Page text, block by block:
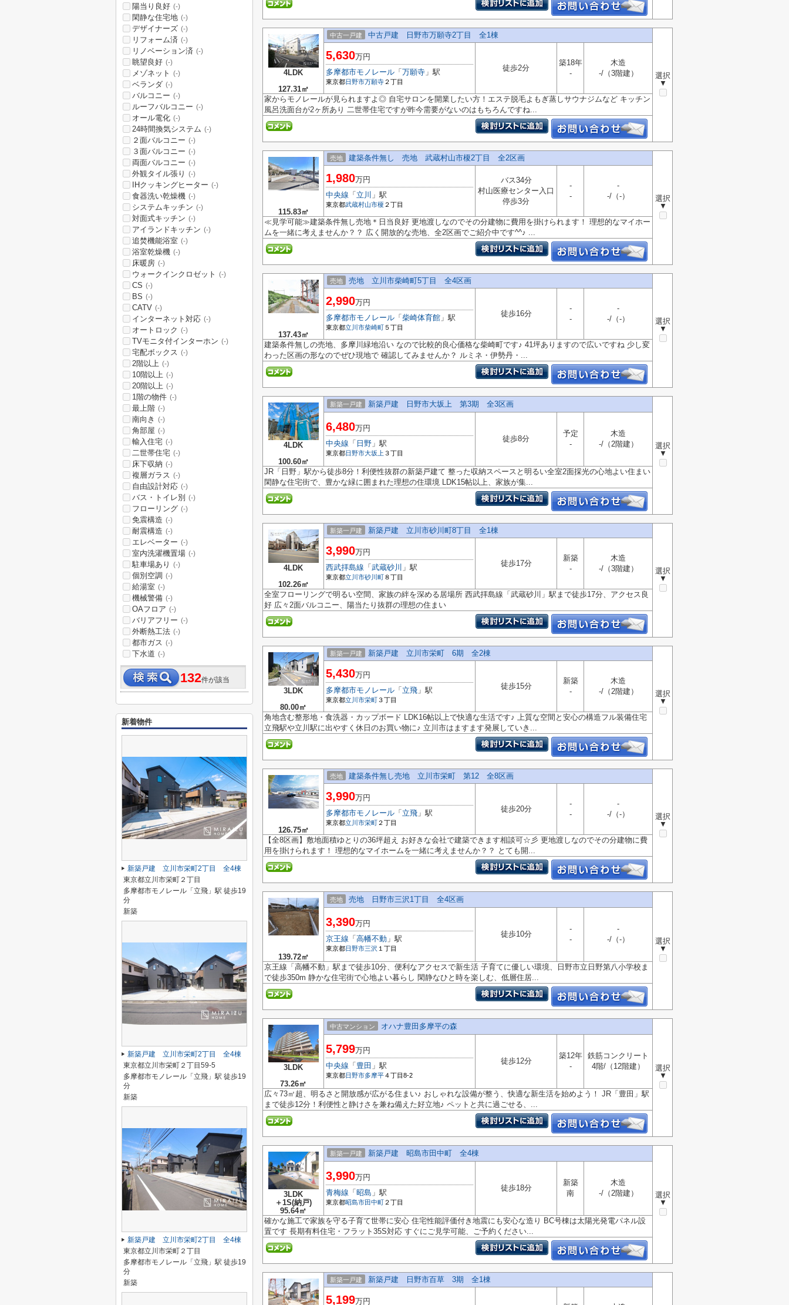
4LDK
127.31㎡
中古一戸建 中古戸建 日野市万願寺2丁目 全1棟
選択
▼
5,630万円
多摩都市モノレール 「 万願寺 」駅
東京都日野市万願寺 ２丁目
徒歩2分
築18年
-
木造
-/（3階建）
家からモノレールが見られますよ◎ 自宅サロンを開業したい方！エステ脱毛よもぎ蒸しサウナジムなど キッチン
風呂洗面台が2ヶ所あり 二世帯住宅ですが昨今需要がないのはもちろんですね...
115.83㎡
売地 建築条件無し 売地 武蔵村山市榎2丁目 全2区画
選択
▼
1,980万円
中央線 「 立川 」駅
東京都武蔵村山市榎 ２丁目
バス34分
村山医療センター入口
停歩3分
-
-
-
-/（-）
≪見学可能≫建築条件無し売地＊日当良好 更地渡しなのでその分建物に費用を掛けられます！ 理想的なマイホー
ムを一緒に考えませんか？？ 広く開放的な売地、全2区画でご紹介中です^^♪ ...
137.43㎡
売地 売地 立川市柴崎町5丁目 全4区画
選択
▼
2,990万円
多摩都市モノレール 「 柴崎体育館 」駅
東京都立川市柴崎町 ５丁目
徒歩16分
-
-
-
-/（-）
建築条件無しの売地、多摩川緑地沿い なので比較的良心価格な柴崎町です♪ 41坪ありますので広いですね 少し変
わった区画の形なのでぜひ現地で 確認してみませんか？ ルミネ・伊勢丹・...
4LDK
100.60㎡
新築一戸建 新築戸建 日野市大坂上 第3期 全3区画
選択
▼
6,480万円
中央線 「 日野 」駅
東京都日野市大坂上 ３丁目
徒歩8分
予定
-
木造
-/（2階建）
JR「日野」駅から徒歩8分！利便性抜群の新築戸建て 整った収納スペースと明るい全室2面採光の心地よい住まい
閑静な住宅街で、豊かな緑に囲まれた理想の住環境 LDK15帖以上、家族が集...
4LDK
102.26㎡
新築一戸建 新築戸建 立川市砂川町8丁目 全1棟
選択
▼
3,990万円
西武拝島線 「 武蔵砂川 」駅
東京都立川市砂川町８丁目
徒歩17分
新築
-
木造
-/（3階建）
全室フローリングで明るい空間、家族の絆を深める居場所 西武拝島線「武蔵砂川」駅まで徒歩17分、アクセス良
好 広々2面バルコニー、陽当たり抜群の理想の住まい
3LDK
80.00㎡
新築一戸建 新築戸建 立川市栄町 6期 全2棟
選択
▼
5,430万円
多摩都市モノレール 「 立飛 」駅
東京都立川市栄町３丁目
徒歩15分
新築
-
木造
-/（2階建）
角地含む整形地・食洗器・カップボード LDK16帖以上で快適な生活です♪ 上質な空間と安心の構造フル装備住宅
立飛駅や立川駅に出やすく休日のお買い物に♪ 立川市はますます発展していき...
126.75㎡
売地 建築条件無し売地 立川市栄町 第12 全8区画
選択
▼
3,990万円
多摩都市モノレール 「 立飛 」駅
東京都立川市栄町 ２丁目
徒歩20分
-
-
-
-/（-）
【全8区画】敷地面積ゆとりの36坪超え お好きな会社で建築できます相談可☆彡 更地渡しなのでその分建物に費
用を掛けられます！ 理想的なマイホームを一緒に考えませんか？？ とても開...
139.72㎡
売地 売地 日野市三沢1丁目 全4区画
選択
▼
3,390万円
京王線 「 高幡不動 」駅
東京都日野市三沢 １丁目
徒歩10分
-
-
-
-/（-）
京王線「高幡不動」駅まで徒歩10分、便利なアクセスで新生活 子育てに優しい環境、日野市立日野第八小学校ま
で徒歩350m 静かな住宅街で心地よい暮らし 閑静なひと時を楽しむ、低層住居...
3LDK
73.26㎡
中古マンション オハナ豊田多摩平の森
選択
▼
5,799万円
中央線 「 豊田 」駅
東京都日野市多摩平４丁目8-2
徒歩12分
築12年
-
鉄筋コンクリート
4階/（12階建）
広々73㎡超、明るさと開放感が広がる住まい♪ おしゃれな設備が整う、快適な新生活を始めよう！ JR「豊田」駅
まで徒歩12分！利便性と静けさを兼ね備えた好立地♪ ペットと共に過ごせる、...
3LDK
＋1S(納戸)
95.64㎡
新築一戸建 新築戸建 昭島市田中町 全4棟
選択
▼
3,990万円
青梅線 「 昭島 」駅
東京都昭島市田中町 ２丁目
徒歩18分
新築
南
木造
-/（2階建）
確かな施工で家族を守る子育て世帯に安心 住宅性能評価付き地震にも安心な造り BC号棟は太陽光発電パネル設
置です 長期有料住宅・フラット35S対応 すぐにご見学可能、ご予約ください...
新築一戸建 新築戸建 日野市百草 3期 全1棟
5,199万円
陽当り良好 (-)
閑静な住宅地 (-)
デザイナーズ (-)
リフォーム済 (-)
リノベーション済 (-)
眺望良好 (-)
メゾネット (-)
ベランダ (-)
バルコニー (-)
ルーフバルコニー (-)
オール電化 (-)
24時間換気システム (-)
２面バルコニー (-)
３面バルコニー (-)
両面バルコニー (-)
外観タイル張り (-)
IHクッキングヒーター (-)
食器洗い乾燥機 (-)
システムキッチン (-)
対面式キッチン (-)
アイランドキッチン (-)
追焚機能浴室 (-)
浴室乾燥機 (-)
床暖房 (-)
ウォークインクロゼット (-)
CS (-)
BS (-)
CATV (-)
インターネット対応 (-)
オートロック (-)
TVモニタ付インターホン (-)
宅配ボックス (-)
2階以上 (-)
10階以上 (-)
20階以上 (-)
1階の物件 (-)
最上階 (-)
南向き (-)
角部屋 (-)
輸入住宅 (-)
二世帯住宅 (-)
床下収納 (-)
複層ガラス (-)
自由設計対応 (-)
バス・トイレ別 (-)
フローリング (-)
免震構造 (-)
耐震構造 (-)
エレベーター (-)
室内洗濯機置場 (-)
駐車場あり (-)
個別空調 (-)
給湯室 (-)
機械警備 (-)
OAフロア (-)
バリアフリー (-)
外断熱工法 (-)
都市ガス (-)
下水道 (-)
132件が該当
新着物件
新築戸建 立川市栄町2丁目 全4棟
東京都立川市栄町２丁目
多摩都市モノレール「立飛」駅 徒歩19
分
新築
新築戸建 立川市栄町2丁目 全4棟
東京都立川市栄町２丁目59-5
多摩都市モノレール「立飛」駅 徒歩19
分
新築
新築戸建 立川市栄町2丁目 全4棟
東京都立川市栄町２丁目
多摩都市モノレール「立飛」駅 徒歩19
分
新築